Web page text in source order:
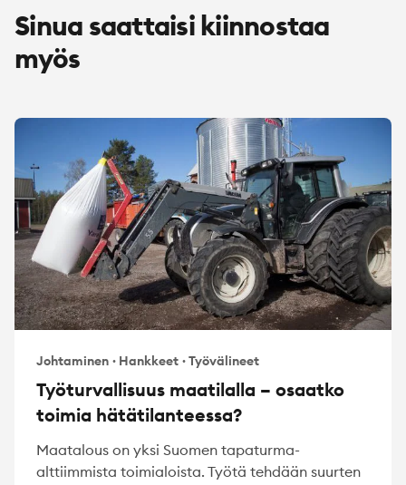
Sinua saattaisi kiinnostaa
myös
Johtaminen · Hankkeet ·Työvälineet
Työturvallisuus maatilalla – osaatko
toimia hätätilanteessa?
Maatalous on yksi Suomen tapaturma-
alttiimmista toimialoista. Työtä tehdään suurten